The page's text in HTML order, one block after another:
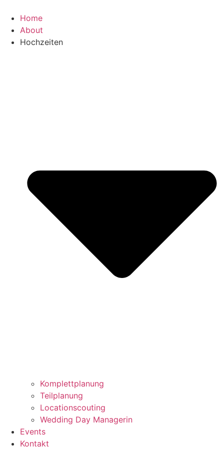
Inhalt
wechseln
Home
About
Hochzeiten
Komplettplanung
Teilplanung
Locationscouting
Wedding Day Managerin
Events
Kontakt